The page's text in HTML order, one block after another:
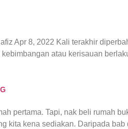
Apr 8, 2022 Kali terakhir
atau kerisauan
pertama. Tapi, nak beli rumah
kita kena sediakan. Daripada bab